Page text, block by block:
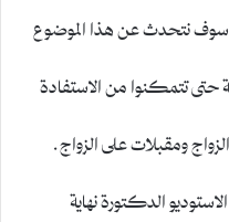
سوف نتحدث عن هذا الموضوع
تتمكنوا من الاستفادة
ومقبلات على الزواج.
الدكتورة نهاية